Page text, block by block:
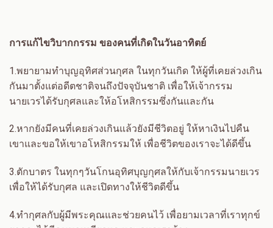
การแก้ไขวิบากกรรม ของคนที่เกิดในวันอาทิตย์
1.พยายามทำบุญอุทิศส่วนกุศล ในทุกวันเกิด ให้ผู้ที่เคยล่วงเกิน
กันมาตั้งแต่อดีตชาติจนถึงปัจจุบันชาติ เพื่อให้เจ้ากรรม
นายเวรได้รับกุศลและให้อโหสิกรรมซึ่งกันและกัน
2.หากยังมีคนที่เคยล่วงเกินแล้วยังมีชีวิตอยู่ ให้หาเงินไปคืน
เขาและขอให้เขาอโหสิกรรมให้ เพื่อชีวิตของเราจะได้ดีขึ้น
3.ตักบาตร ในทุกๆวันโกนอุทิศบุญกุศลให้กับเจ้ากรรมนายเวร
เพื่อให้ได้รับกุศล และเปิดทางให้ชีวิตดีขึ้น
4.ทำกุศลกับผู้มีพระคุณและช่วยคนไว้ เพื่อยามเวลาที่เราทุกข์